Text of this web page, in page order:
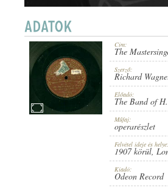
MŰFAJ: OPERARÉSZLET Cím:
The
Szerző:
Richard
Előadó:
The Band of
Műfaj:
operarészlet
Felvétel ideje és helye:
1907 körül,
Kiadó:
Odeon Record